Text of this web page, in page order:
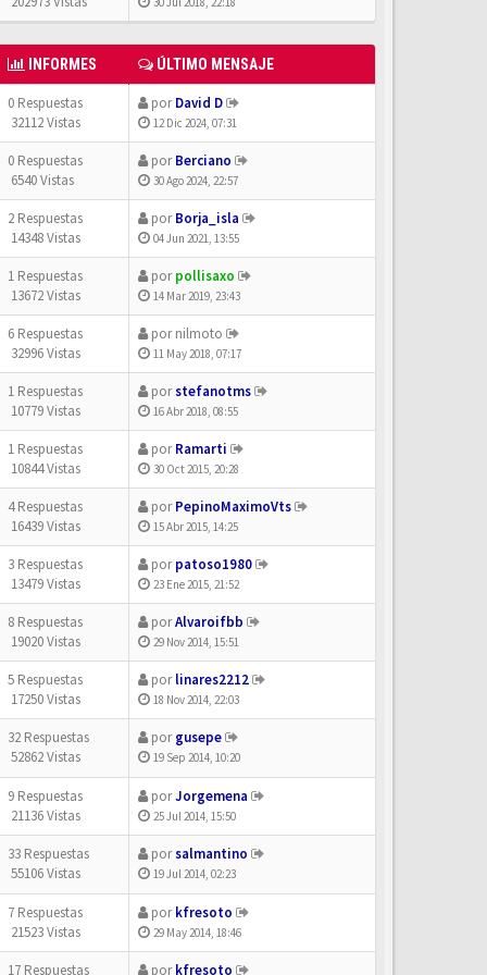
INFORMES ÚLTIMO MENSAJE
0 Respuestas
32112 Vistas
porDavid D
12 Dic 2024, 07:31
0 Respuestas
6540 Vistas
porBerciano
30 Ago 2024, 22:57
2 Respuestas
14348 Vistas
porBorja_isla
04 Jun 2021, 13:55
1 Respuestas
13672 Vistas
porpollisaxo
14 Mar 2019, 23:43
6 Respuestas
32996 Vistas
pornilmoto
11 May 2018, 07:17
1 Respuestas
10779 Vistas
porstefanotms
16 Abr 2018, 08:55
1 Respuestas
10844 Vistas
porRamarti
30 Oct 2015, 20:28
4 Respuestas
16439 Vistas
porPepinoMaximoVts
15 Abr 2015, 14:25
3 Respuestas
13479 Vistas
porpatoso1980
23 Ene 2015, 21:52
8 Respuestas
19020 Vistas
porAlvaroifbb
29 Nov 2014, 15:51
5 Respuestas
17250 Vistas
porlinares2212
18 Nov 2014, 22:03
32 Respuestas
52862 Vistas
porgusepe
19 Sep 2014, 10:20
9 Respuestas
21136 Vistas
porJorgemena
25 Jul 2014, 15:50
33 Respuestas
55106 Vistas
porsalmantino
19 Jul 2014, 02:23
7 Respuestas
21523 Vistas
porkfresoto
29 May 2014, 18:46
17 Respuestas
porkfresoto